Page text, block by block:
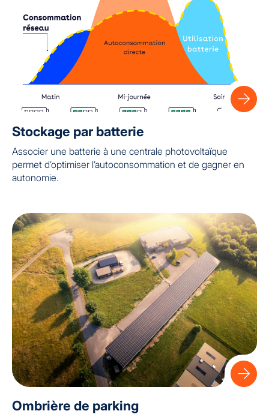
Stockage par batterie
Associer une batterie à une centrale photovoltaïque
permet d’optimiser l’autoconsommation et de gagner en
autonomie.
Ombrière de parking